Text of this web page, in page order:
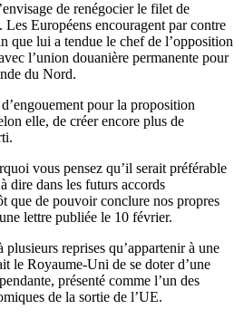
de renégocier le filet de
Les Européens encouragent par contre
que lui a tendue le chef de l’opposition
l’union douanière permanente pour
du Nord.
pour la proposition
elle, de créer encore plus de
vous pensez qu’il serait préférable
dire dans les futurs accords
que de pouvoir conclure nos propres
lettre publiée le 10 février.
reprises qu’appartenir à une
le Royaume-Uni de se doter d’une
présenté comme l’un des
de la sortie de l’UE.